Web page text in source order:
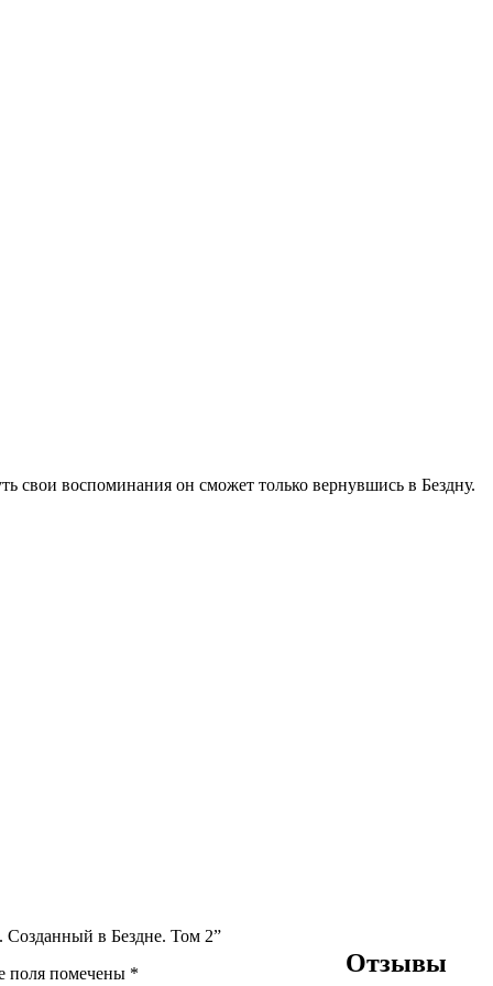
свои воспоминания он сможет только вернувшись в Бездну.
Отзывы
Созданный в Бездне. Том 2”
поля помечены *